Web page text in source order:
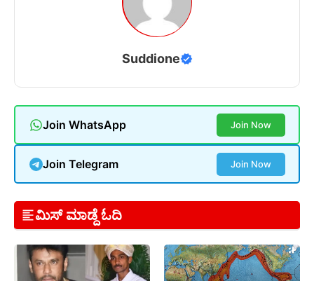
Suddione
Join WhatsApp Join Now
Join Telegram Join Now
ಮಿಸ್ ಮಾಡ್ದೆ ಓದಿ